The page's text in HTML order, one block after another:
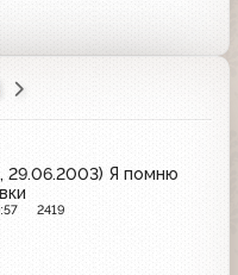
29.06.2003) Я помню
2419